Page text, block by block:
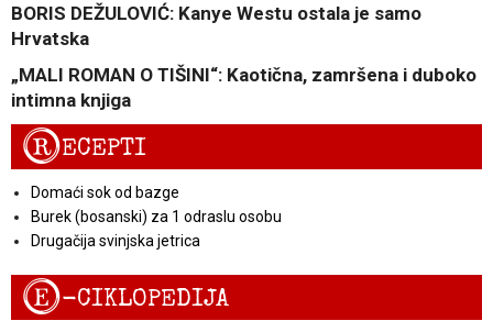
BORIS DEŽULOVIĆ: Kanye Westu ostala je samo
Hrvatska
„MALI ROMAN O TIŠINI“: Kaotična, zamršena i duboko
intimna knjiga
RECEPTI
Domaći sok od bazge
Burek (bosanski) za 1 odraslu osobu
Drugačija svinjska jetrica
E-CIKLOPEDIJA